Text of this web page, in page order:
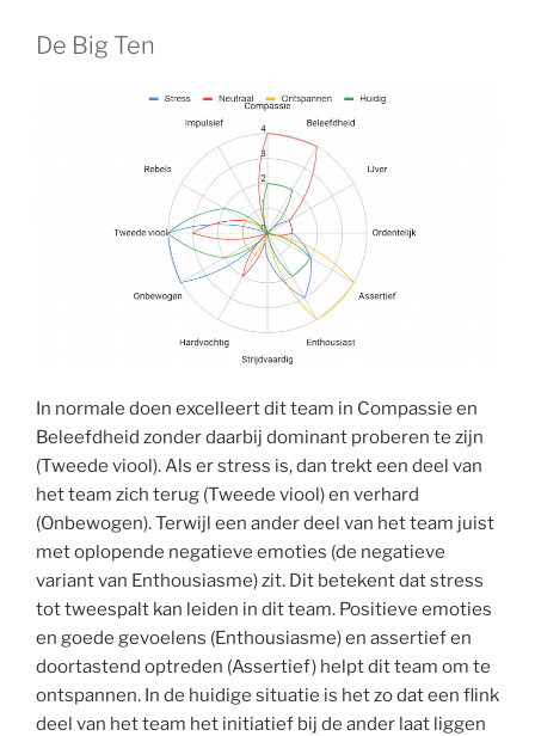
De Big Ten
In normale doen excelleert dit team in Compassie en
Beleefdheid zonder daarbij dominant proberen te zijn
(Tweede viool). Als er stress is, dan trekt een deel van
het team zich terug (Tweede viool) en verhard
(Onbewogen). Terwijl een ander deel van het team juist
met oplopende negatieve emoties (de negatieve
variant van Enthousiasme) zit. Dit betekent dat stress
tot tweespalt kan leiden in dit team. Positieve emoties
en goede gevoelens (Enthousiasme) en assertief en
doortastend optreden (Assertief) helpt dit team om te
ontspannen. In de huidige situatie is het zo dat een flink
deel van het team het initiatief bij de ander laat liggen